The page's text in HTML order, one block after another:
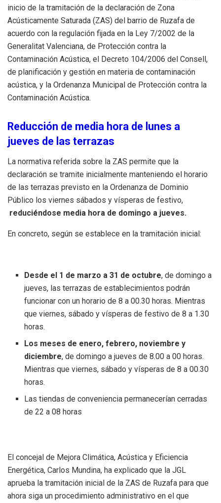
inicio de la tramitación de la declaración de Zona
Acústicamente Saturada (ZAS) del barrio de Ruzafa de
acuerdo con la regulación fijada en la Ley 7/2002 de la
Generalitat Valenciana, de Protección contra la
Contaminación Acústica, el Decreto 104/2006 del Consell,
de planificación y gestión en materia de contaminación
acústica, y la Ordenanza Municipal de Protección contra la
Contaminación Acústica.
Reducción de media hora de lunes a
jueves de las terrazas
La normativa referida sobre la ZAS permite que la
declaración se tramite inicialmente manteniendo el horario
de las terrazas previsto en la Ordenanza de Dominio
Público los viernes sábados y vísperas de festivo,
reduciéndose media hora de domingo a jueves.
En concreto, según se establece en la tramitación inicial:
Desde el 1 de marzo a 31 de octubre, de domingo a
jueves, las terrazas de establecimientos podrán
funcionar con un horario de 8 a 00.30 horas. Mientras
que viernes, sábado y vísperas de festivo de 8 a 1.30
horas.
Los meses de enero, febrero, noviembre y
diciembre, de domingo a jueves de 8.00 a 00 horas.
Mientras que viernes, sábado y vísperas de 8 a 00.30
horas.
Las tiendas de conveniencia permanecerían cerradas
de 22 a 08 horas
El concejal de Mejora Climática, Acústica y Eficiencia
Energética, Carlos Mundina, ha explicado que la JGL
aprueba la tramitación inicial de la ZAS de Ruzafa para que
ahora siga un procedimiento administrativo en el que